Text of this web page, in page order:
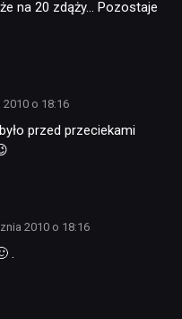
na 20 zdąży… Pozostaje
o 18:16
przed przeciekami
2010 o 18:16
.